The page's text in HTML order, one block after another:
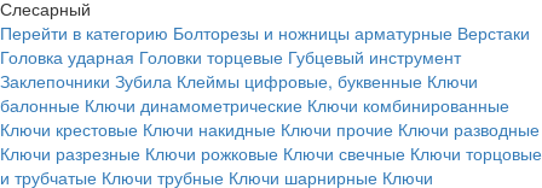
Слесарный
Перейти в категорию Болторезы и ножницы арматурные Верстаки
Головка ударная Головки торцевые Губцевый инструмент
Заклепочники Зубила Клеймы цифровые, буквенные Ключи
балонные Ключи динамометрические Ключи комбинированные
Ключи крестовые Ключи накидные Ключи прочие Ключи разводные
Ключи разрезные Ключи рожковые Ключи свечные Ключи торцовые
и трубчатые Ключи трубные Ключи шарнирные Ключи